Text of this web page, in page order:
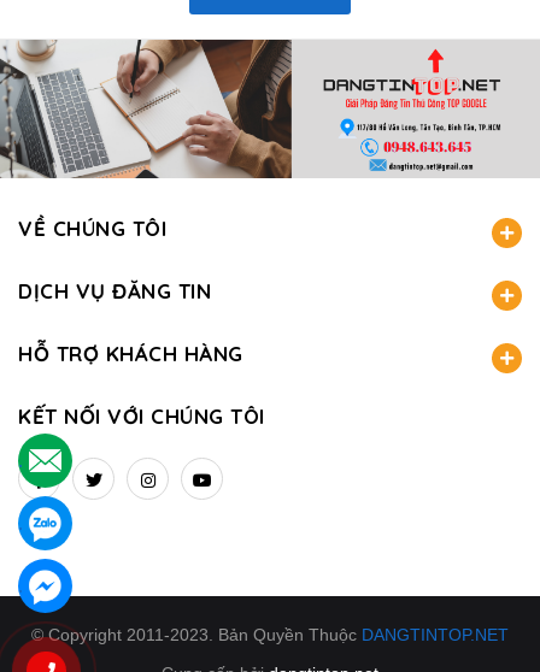
VỀ CHÚNG TÔI
DỊCH VỤ ĐĂNG TIN
HỖ TRỢ KHÁCH HÀNG
KẾT NỐI VỚI CHÚNG TÔI
© Copyright 2011-2023. Bản Quyền Thuộc DANGTINTOP.NET
.
.
.